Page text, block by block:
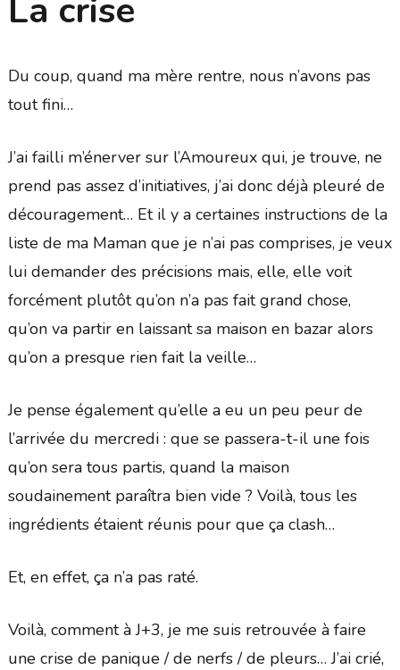
La crise
Du coup, quand ma mère rentre, nous n’avons pas
tout fini…
J’ai failli m’énerver sur l’Amoureux qui, je trouve, ne
prend pas assez d’initiatives, j’ai donc déjà pleuré de
découragement… Et il y a certaines instructions de la
liste de ma Maman que je n’ai pas comprises, je veux
lui demander des précisions mais, elle, elle voit
forcément plutôt qu’on n’a pas fait grand chose,
qu’on va partir en laissant sa maison en bazar alors
qu’on a presque rien fait la veille…
Je pense également qu’elle a eu un peu peur de
l’arrivée du mercredi : que se passera-t-il une fois
qu’on sera tous partis, quand la maison
soudainement paraîtra bien vide ? Voilà, tous les
ingrédients étaient réunis pour que ça clash…
Et, en effet, ça n’a pas raté.
Voilà, comment à J+3, je me suis retrouvée à faire
une crise de panique / de nerfs / de pleurs… J’ai crié,